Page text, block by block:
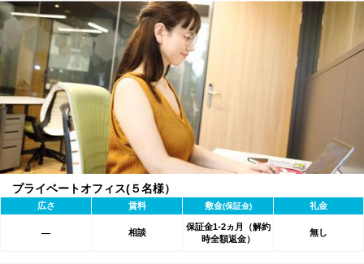
プライベートオフィス(５名様）
広さ 賃料 敷金(保証金) 礼金
― 相談
保証金1-2ヵ月（解約
時全額返金）
無し